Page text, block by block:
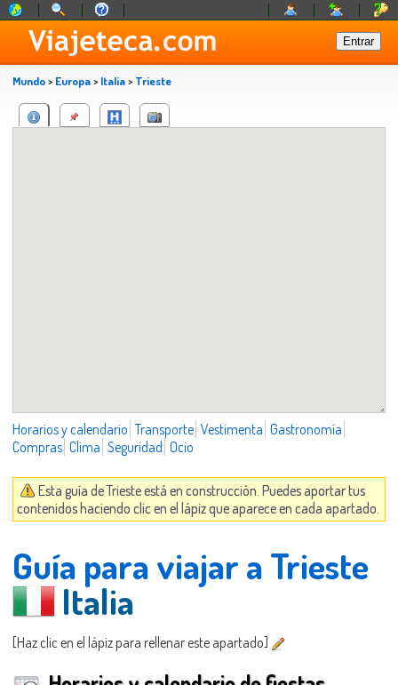
Mundo> Europa> Italia> Trieste
Horarios y calendario Transporte Vestimenta Gastronomía
Compras Clima Seguridad Ocio
Esta guía de Trieste está en construcción. Puedes aportar tus
contenidos haciendo clic en el lápiz que aparece en cada apartado.
Guía para viajar a Trieste
Italia
[Haz clic en el lápiz para rellenar este apartado]